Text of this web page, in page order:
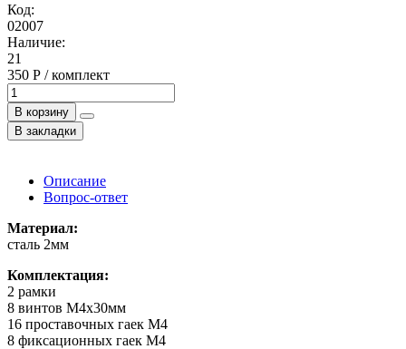
Код:
02007
Наличие:
21
350 Р / комплект
В корзину
В закладки
Описание
Вопрос-ответ
Материал:
сталь 2мм
Комплектация:
2 рамки
8 винтов M4x30мм
16 проставочных гаек М4
8 фиксационных гаек M4